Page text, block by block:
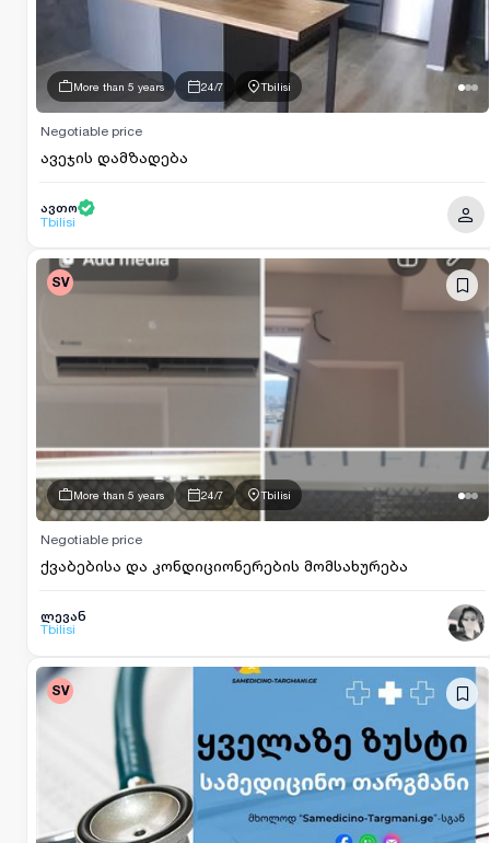
More than 5 years 24/7 Tbilisi
ავეჯის დამზადება
Negotiable price
ავთო
Tbilisi
SV
More than 5 years 24/7 Tbilisi
ქვაბებისა და კონდიციონერების მომსახურება
Negotiable price
ლევან
Tbilisi
SV